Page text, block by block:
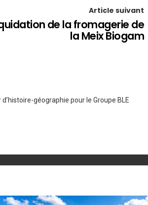
Article suivant
de la fromagerie de
la Meix Biogam
géographie pour le Groupe BLE